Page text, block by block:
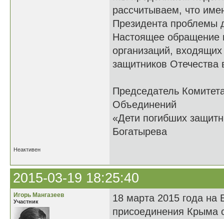
рассчитываем, что
Президента проблемы
Настоящее обращение
организаций,
защитников Отечества
Председатель
Объединений
«Дети погибших
Богатырева
Неактивен
2015-03-19 18:25:40
Игорь Мангазеев
Участник
18 марта 2015 года на
присоединения Крыма